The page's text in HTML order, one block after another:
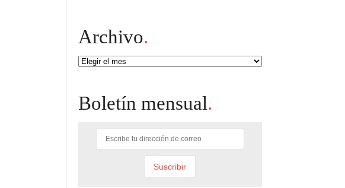
Archivo.
Archivo
Boletín mensual.